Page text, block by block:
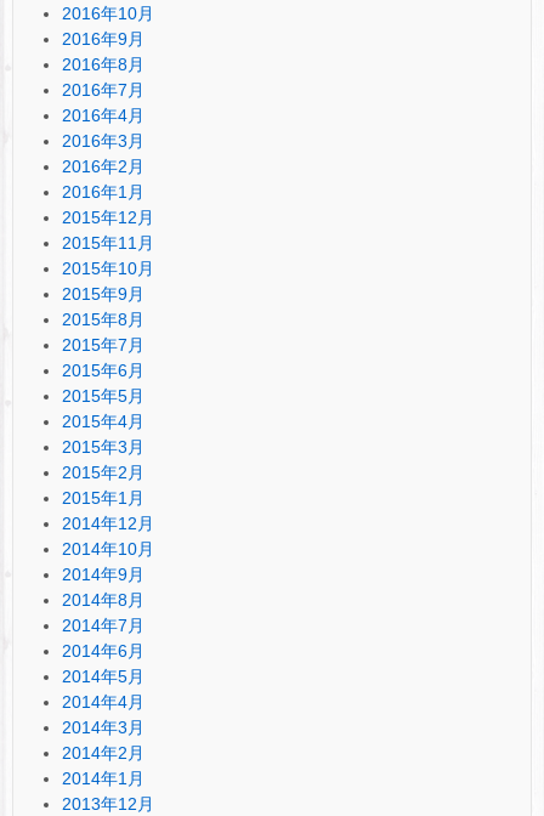
2016年10月
2016年9月
2016年8月
2016年7月
2016年4月
2016年3月
2016年2月
2016年1月
2015年12月
2015年11月
2015年10月
2015年9月
2015年8月
2015年7月
2015年6月
2015年5月
2015年4月
2015年3月
2015年2月
2015年1月
2014年12月
2014年10月
2014年9月
2014年8月
2014年7月
2014年6月
2014年5月
2014年4月
2014年3月
2014年2月
2014年1月
2013年12月